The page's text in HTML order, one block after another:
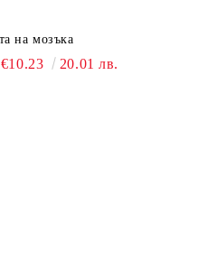
на мозъка
€10.23 20.01 лв.